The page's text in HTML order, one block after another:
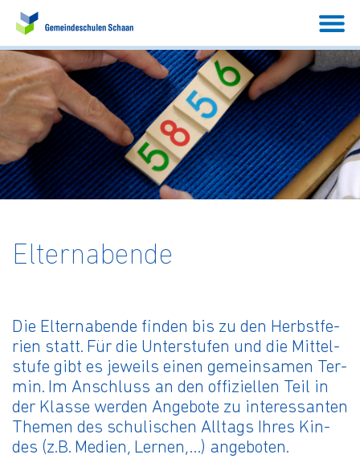
Elternabende
Die El­tern­aben­de fin­den bis zu den Herbst­fe­
ri­en statt. Für die Un­ter­stu­fen und die Mit­tel­
stu­fe gibt es je­weils einen ge­mein­sa­men Ter­
min. Im An­schluss an den of­fi­zi­el­len Teil in
der Klas­se wer­den An­ge­bo­te zu in­ter­es­san­ten
The­men des schu­li­schen All­tags Ihres Kin­
des (z.B. Me­di­en, Ler­nen,…) an­ge­bo­ten.